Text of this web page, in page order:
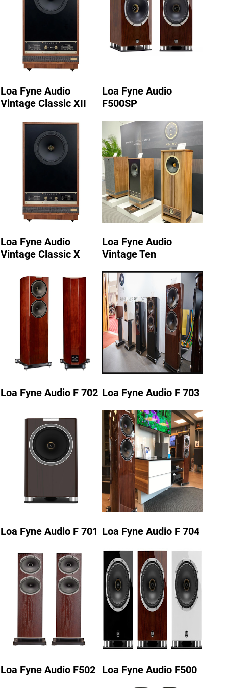
Loa Fyne Audio
Vintage Classic XII
Loa Fyne Audio
F500SP
Loa Fyne Audio
Vintage Classic X
Loa Fyne Audio
Vintage Ten
Loa Fyne Audio F 702 Loa Fyne Audio F 703
Loa Fyne Audio F 701 Loa Fyne Audio F 704
Loa Fyne Audio F502 Loa Fyne Audio F500